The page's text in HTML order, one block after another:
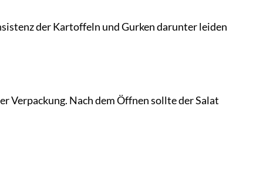
der Kartoffeln und Gurken darunter leiden
Verpackung. Nach dem Öffnen sollte der Salat